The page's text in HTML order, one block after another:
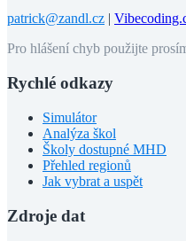
patrick@zandl.cz
Pro hlášení chyb použijte
Rychlé odkazy
Simulátor
Analýza škol
Školy dostupné MHD
Přehled regionů
Jak vybrat a uspět
Zdroje dat